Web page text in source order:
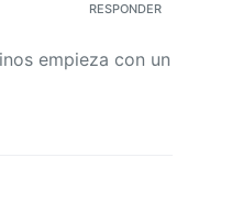
RESPONDER
empieza con un